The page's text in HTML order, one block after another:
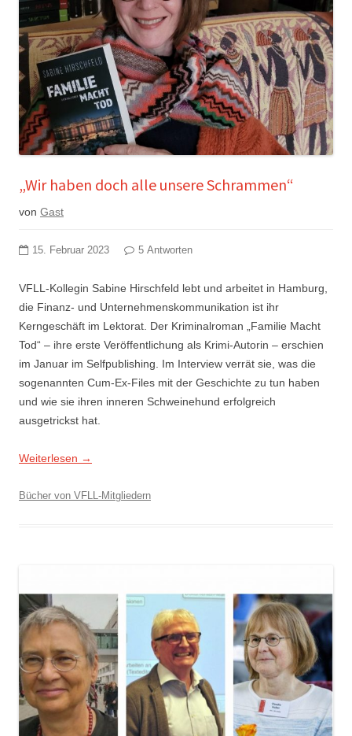
„Wir haben doch alle unsere Schrammen“
von Gast
15. Februar 2023 5 Antworten
VFLL-Kollegin Sabine Hirschfeld lebt und arbeitet in Hamburg,
die Finanz- und Unternehmenskommunikation ist ihr
Kerngeschäft im Lektorat. Der Kriminalroman „Familie Macht
Tod“ – ihre erste Veröffentlichung als Krimi-Autorin – erschien
im Januar im Selfpublishing. Im Interview verrät sie, was die
sogenannten Cum-Ex-Files mit der Geschichte zu tun haben
und wie sie ihren inneren Schweinehund erfolgreich
ausgetrickst hat.
Weiterlesen →
Bücher von VFLL-Mitgliedern